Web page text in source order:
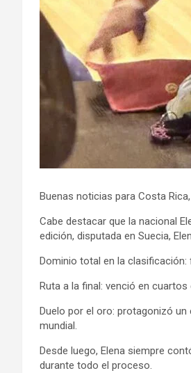
Buenas noticias para Costa
Cabe destacar que la nacional
edición, disputada en Suecia,
Dominio total en la clasificación:
Ruta a la final: venció en
Duelo por el oro: protagonizó
mundial.
Desde luego, Elena siempre
durante todo el proceso.